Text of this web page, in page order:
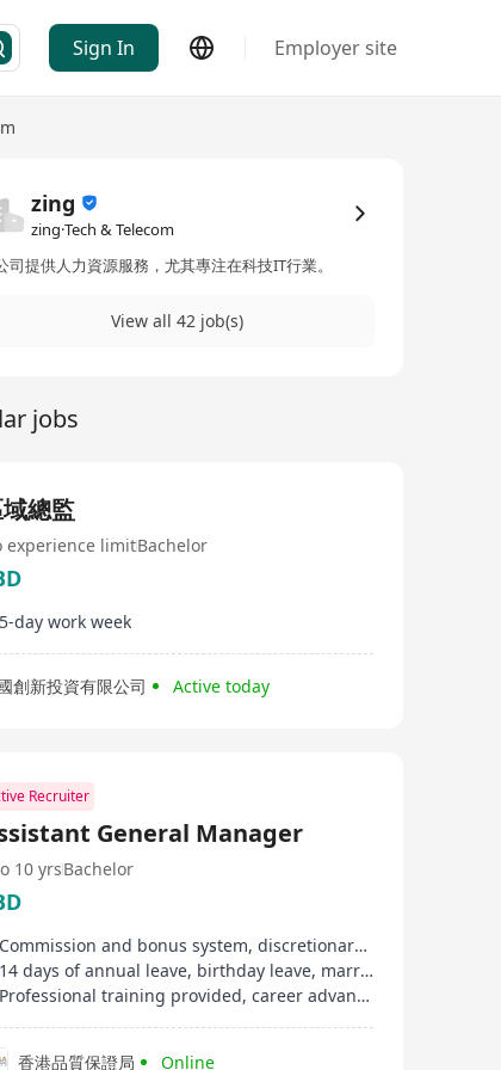
Sign In Employer site
zing
zing·Tech & Telecom
司提供人力資源服務，尤其專注在科技IT行業。
View all 42 job(s)
jobs
總監
experience limitBachelor
5-day work week
創新投資有限公司 Active today
Recruiter
General Manager
10 yrsBachelor
Commission and bonus system, discretionary bonus
14 days of annual leave, birthday leave, marriage leave, etc
Professional training provided, career advancement opportunities to directorate level
香港品質保證局 Online